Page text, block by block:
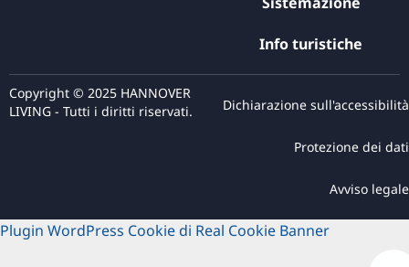
Info turistiche
Copyright © 2025 HANNOVER
LIVING - Tutti i diritti riservati.
Dichiarazione sull'accessibilità
Protezione dei dati
Avviso legale
Plugin WordPress Cookie di Real Cookie Banner